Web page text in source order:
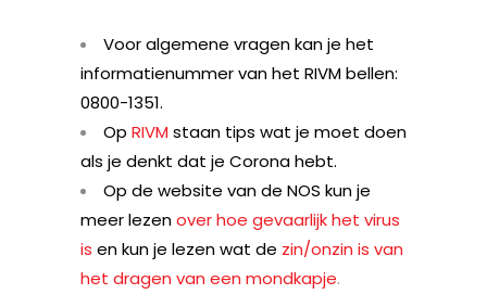
Voor algemene vragen kan je het
informatienummer van het RIVM bellen:
0800-1351.
Op RIVM staan tips wat je moet doen
als je denkt dat je Corona hebt.
Op de website van de NOS kun je
meer lezenover hoe gevaarlijk het virus
is en kun je lezen wat de zin/onzin is van
het dragen van een mondkapje.